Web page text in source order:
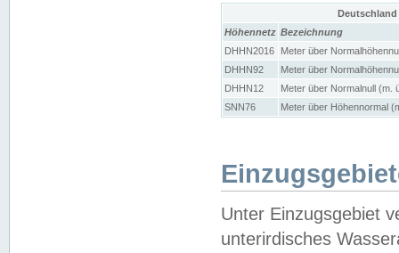
Höhennetz Bezeichnung
DHHN2016
Meter über
DHHN92
Meter über
DHHN12
Meter über Normalnull (m.
SNN76
Meter über Höhennormal
Unter Einzugsgebiet
unterirdisches